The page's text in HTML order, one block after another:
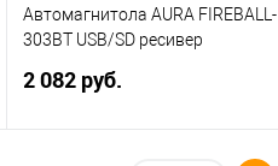
Автомагнитола AURA FIREBALL-
303BT USB/SD ресивер
2 082 руб.